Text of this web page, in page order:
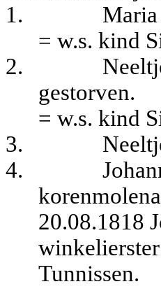
1.
= w.s. kind
2.
gestorven.
= w.s.kind
3.
4.
20.08.1818
Tunnissen.